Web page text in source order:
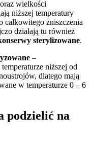
wielkości
niższej temperatury
całkowitego zniszczenia
działają tu również
sterylizowane.
–
niższej od
dlatego mają
w temperaturze 0 – 6
podzielić na